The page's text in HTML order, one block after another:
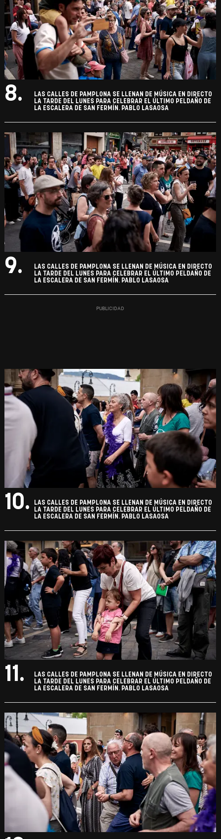
8.
LAS CALLES DE PAMPLONA SE LLENAN DE MÚSICA EN DIRECTO
LA TARDE DEL LUNES PARA CELEBRAR EL ÚLTIMO PELDAÑO DE
LA ESCALERA DE SAN FERMÍN. PABLO LASAOSA
9.
LAS CALLES DE PAMPLONA SE LLENAN DE MÚSICA EN DIRECTO
LA TARDE DEL LUNES PARA CELEBRAR EL ÚLTIMO PELDAÑO DE
LA ESCALERA DE SAN FERMÍN. PABLO LASAOSA
10.
LAS CALLES DE PAMPLONA SE LLENAN DE MÚSICA EN DIRECTO
LA TARDE DEL LUNES PARA CELEBRAR EL ÚLTIMO PELDAÑO DE
LA ESCALERA DE SAN FERMÍN. PABLO LASAOSA
11.
LAS CALLES DE PAMPLONA SE LLENAN DE MÚSICA EN DIRECTO
LA TARDE DEL LUNES PARA CELEBRAR EL ÚLTIMO PELDAÑO DE
LA ESCALERA DE SAN FERMÍN. PABLO LASAOSA